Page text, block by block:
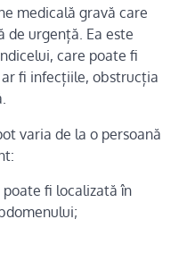
medicală gravă care
de urgență. Ea este
care poate fi
fi infecțiile, obstrucția
varia de la o persoană
fi localizată în